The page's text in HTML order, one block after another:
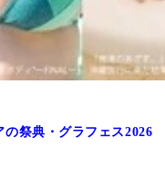
祭典・グラフェス2026